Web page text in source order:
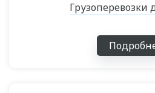
Грузоперевозки